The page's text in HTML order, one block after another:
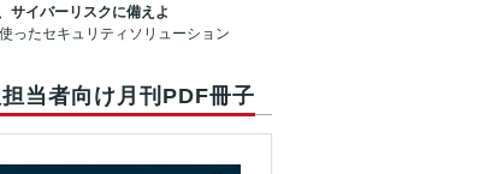
サイバーリスクに備えよ
ったセキュリティソリューション
当者向け月刊PDF冊子